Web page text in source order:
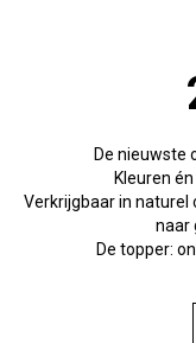
De nieuwste
Kleuren
Verkrijgbaar in naturel
naar
De topper: